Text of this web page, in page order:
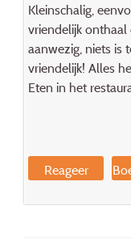
Kleinschalig,
vriendelijk onthaal
aanwezig, niets is
vriendelijk! Alles
Eten in het
Reageer